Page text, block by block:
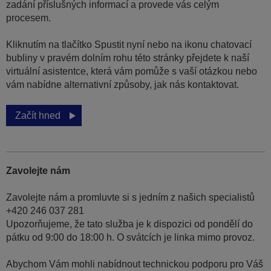
zadání příslušných informací a provede vás celým
procesem.
Kliknutím na tlačítko Spustit nyní nebo na ikonu chatovací
bubliny v pravém dolním rohu této stránky přejdete k naší
virtuální asistentce, která vám pomůže s vaší otázkou nebo
vám nabídne alternativní způsoby, jak nás kontaktovat.
Začít hned
Zavolejte nám
Zavolejte nám a promluvte si s jedním z našich specialistů
+420 246 037 281
Upozorňujeme, že tato služba je k dispozici od pondělí do
pátku od 9:00 do 18:00 h. O svátcích je linka mimo provoz.
Abychom Vám mohli nabídnout technickou podporu pro Váš